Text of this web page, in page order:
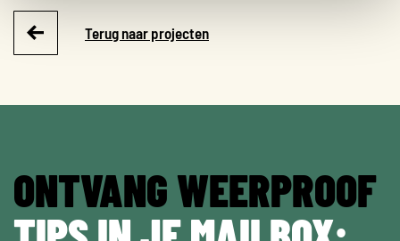
Terug naar projecten
ONTVANG WEERPROOF